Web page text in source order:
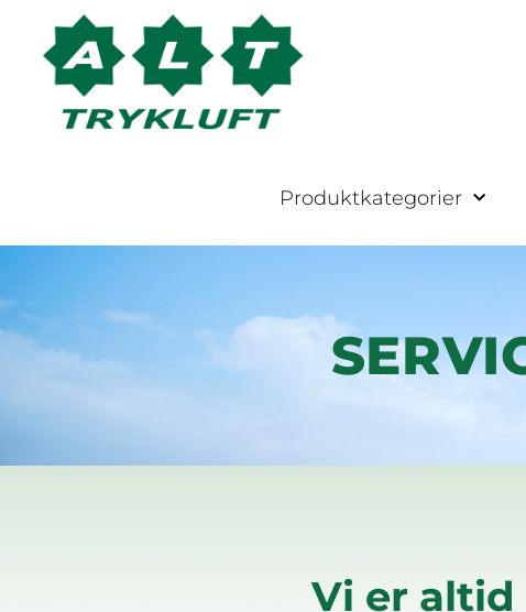
Produktkategorier
Vi er